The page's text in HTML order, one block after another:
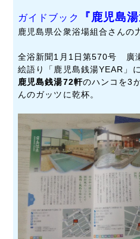
ガイドブック 『鹿児島
鹿児島県公衆浴場組合さんの
全浴新聞1月1日第570号 廣
絵語り「鹿児島銭湯YEAR」に
鹿児島銭湯72軒のハンコを3
んのガッツに乾杯。